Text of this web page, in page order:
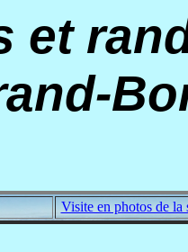
et
Visite en photos de la